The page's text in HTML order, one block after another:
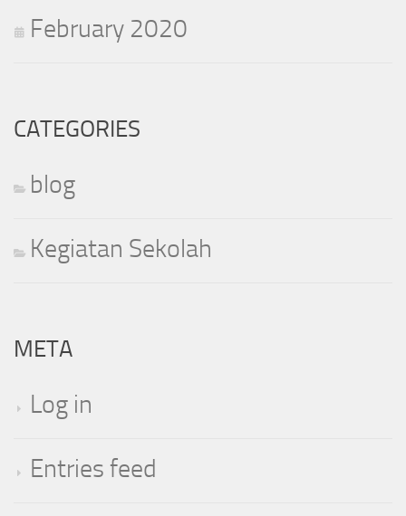
February 2020
CATEGORIES
blog
Kegiatan Sekolah
META
Log in
Entries feed